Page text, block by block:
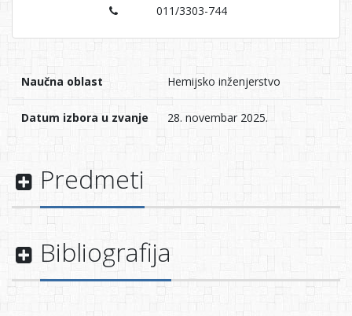
011/3303-744
Naučna oblast Hemijsko inženjerstvo
Datum izbora u zvanje 28. novembar 2025.
Predmeti
Bibliografija